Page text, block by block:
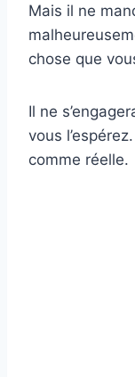
Mais il ne
chose que
Il ne
vous
comme réelle.